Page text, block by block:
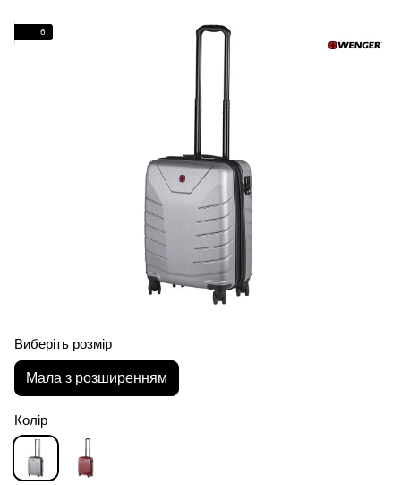
6
Виберіть розмір
Мала з розширенням
Колір